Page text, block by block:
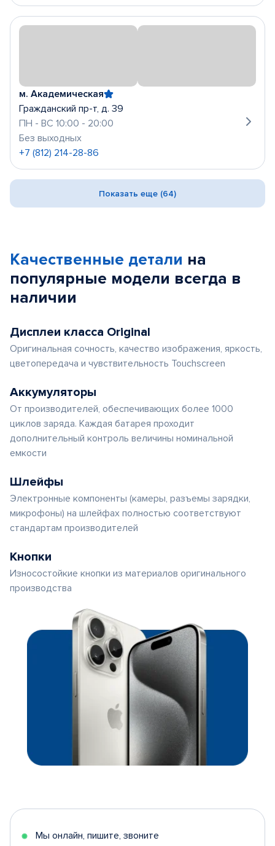
м. Академическая
Гражданский пр-т, д. 39
ПН - ВС 10:00 - 20:00
Без выходных
+7 (812) 214-28-86
Показать еще (64)
Качественные детали на
популярные модели всегда в
наличии
Дисплеи класса Original
Оригинальная сочность, качество изображения, яркость,
цветопередача и чувствительность Touchscreen
Аккумуляторы
От производителей, обеспечивающих более 1000
циклов заряда. Каждая батарея проходит
дополнительный контроль величины номинальной
емкости
Шлейфы
Электронные компоненты (камеры, разъемы зарядки,
микрофоны) на шлейфах полностью соответствуют
стандартам производителей
Кнопки
Износостойкие кнопки из материалов оригинального
производства
Мы онлайн, пишите, звоните